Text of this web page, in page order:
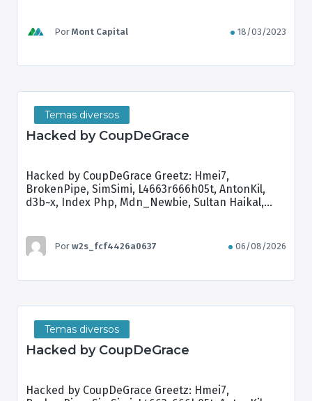
serem fundos fechados, eles oferecem algumas
vantagens em relação aos fundos abertos, como a
mais adequada ao […]
Por Mont Capital 18/03/2023
Temas diversos
Hacked by CoupDeGrace
Hacked by CoupDeGrace Greetz: Hmei7,
BrokenPipe, SimSimi, L4663r666h05t, AntonKil,
d3b~x, Index Php, Mdn_Newbie, Sultan Haikal,
Por w2s_fcf4426a0637 06/08/2026
Temas diversos
Hacked by CoupDeGrace
Hacked by CoupDeGrace Greetz: Hmei7,